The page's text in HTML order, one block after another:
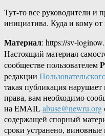
Тут-то все руководители и
инициатива. Куда и кому
Материал: https://sv-
Настоящий материал
сообществе пользователем
редакции
такая публикация
права, вам необходимо
на EMAILabuse@newru.org
содержащей спорный
сроки устранено, виновные